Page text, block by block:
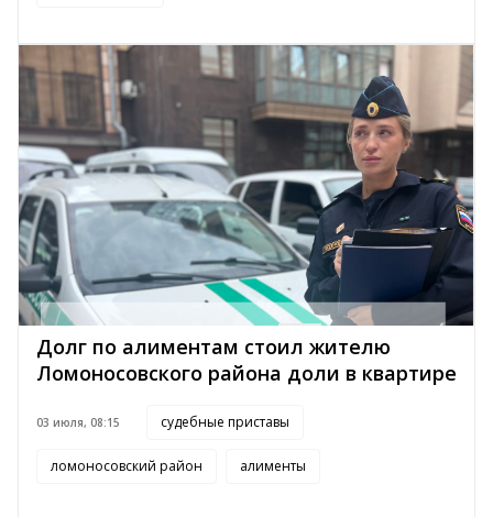
Долг по алиментам стоил жителю
Ломоносовского района доли в квартире
03 июля, 08:15 судебные приставы
ломоносовский район алименты